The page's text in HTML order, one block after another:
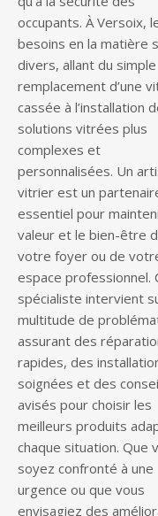
occupants. À Versoix,
besoins en la matière
divers, allant du simple
remplacement d’une
cassée à l’installation
solutions vitrées plus
complexes et
personnalisées. Un
vitrier est un
essentiel pour
valeur et le bien-être
votre foyer ou de
espace professionnel.
spécialiste intervient
multitude de
assurant des
rapides, des
soignées et des
avisés pour choisir les
meilleurs produits
chaque situation. Que
soyez confronté à une
urgence ou que vous
envisagiez des